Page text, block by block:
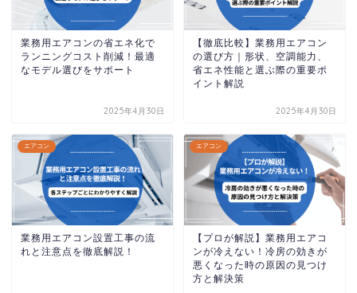
業務用エアコンの省エネ化で
ランニングコスト削減！最適
なモデル選びをサポート
2025年4月30日
【徹底比較】業務用エアコン
の選び方｜形状、空調能力、
省エネ性能と選ぶ際の重要ポ
イント解説
2025年4月30日
エアコン
業務用エアコン設置工事の流
れと注意点を徹底解説！
エアコン
【プロが解説】業務用エアコ
ンが冷えない！冷房の効きが
悪くなった時の原因の見つけ
方と解決策